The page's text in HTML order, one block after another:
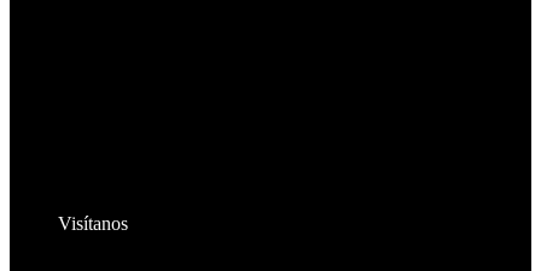
Visítanos